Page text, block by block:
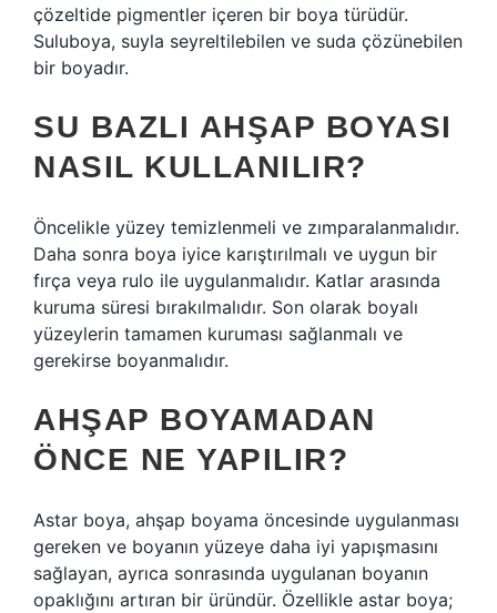
çözeltide pigmentler içeren bir boya türüdür.
Suluboya, suyla seyreltilebilen ve suda çözünebilen
bir boyadır.
SU BAZLI AHŞAP BOYASI
NASIL KULLANILIR?
Öncelikle yüzey temizlenmeli ve zımparalanmalıdır.
Daha sonra boya iyice karıştırılmalı ve uygun bir
fırça veya rulo ile uygulanmalıdır. Katlar arasında
kuruma süresi bırakılmalıdır. Son olarak boyalı
yüzeylerin tamamen kuruması sağlanmalı ve
gerekirse boyanmalıdır.
AHŞAP BOYAMADAN
ÖNCE NE YAPILIR?
Astar boya, ahşap boyama öncesinde uygulanması
gereken ve boyanın yüzeye daha iyi yapışmasını
sağlayan, ayrıca sonrasında uygulanan boyanın
opaklığını artıran bir üründür. Özellikle astar boya;